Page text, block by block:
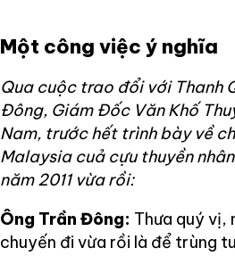
Một công việc ý nghĩa
Qua cuộc trao đổi với Thanh
Đông, Giám Đốc Văn Khố
Nam, trước hết trình bày về
Malaysia cuả cựu thuyền
năm 2011 vừa rồi:
Ông Trần Đông: Thưa quý vị,
chuyến đi vừa rồi là để trùng